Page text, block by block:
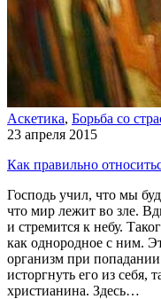
Аскетика, Борьба со
23 апреля 2015
Как правильно
Господь учил, что мы
что мир лежит во зле.
и стремится к небу.
как однородное с ним.
организм при попадании
исторгнуть его из себя,
христианина. Здесь…